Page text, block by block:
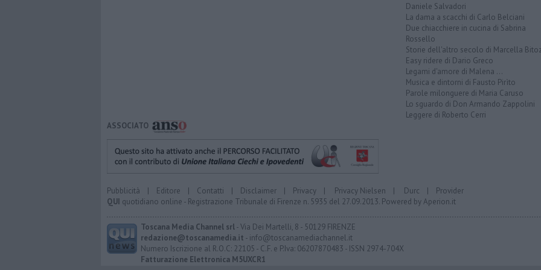
Daniele Salvadori
La dama a scacchi di Carlo Belciani
Due chiacchiere in cucina di Sabrina
Rossello
Storie dell'altro secolo di Marcella
Easy ridere di Dario Greco
Legami d'amore di Malena ...
Musica e dintorni di Fausto Pirìto
Parole milonguere di Maria Caruso
Lo sguardo di Don Armando Zappolini
Leggere di Roberto Cerri
ASSOCIATO
Pubblicità | Editore | Contatti | Disclaimer | Privacy | Privacy Nielsen | Durc | Provider
QUI quotidiano online - Registrazione Tribunale di Firenze n. 5935 del 27.09.2013. Powered byAperion.it
Toscana Media Channel srl- Via Dei Martelli, 8 - 50129 FIRENZE
redazione@toscanamedia.it - info@toscanamediachannel.it
Numero Iscrizione al R.O.C: 22105 - C.F. e P.Iva: 06207870483 - ISSN 2974-704X
Fatturazione Elettronica M5UXCR1